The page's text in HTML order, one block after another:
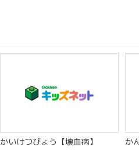
かいけつびょう【壊血病】 か